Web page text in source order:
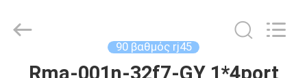
ΣΠΊΤΙ
Electronics
90 βαθμός rj45
Rma-001n-32f7-GY 1*4port